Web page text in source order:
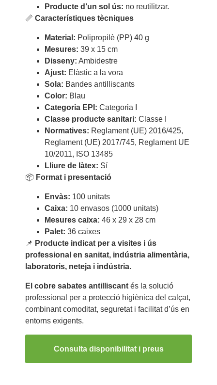
Producte d’un sol ús: no reutilitzar.
📏 Característiques tècniques
Material: Polipropilè (PP) 40 g
Mesures: 39 x 15 cm
Disseny: Ambidestre
Ajust: Elàstic a la vora
Sola: Bandes antilliscants
Color: Blau
Categoria EPI: Categoria I
Classe producte sanitari: Classe I
Normatives: Reglament (UE) 2016/425,
Reglament (UE) 2017/745, Reglament UE
10/2011, ISO 13485
Lliure de làtex: Sí
📦 Format i presentació
Envàs: 100 unitats
Caixa: 10 envasos (1000 unitats)
Mesures caixa: 46 x 29 x 28 cm
Palet: 36 caixes
📌 Producte indicat per a visites i ús
professional en sanitat, indústria alimentària,
laboratoris, neteja i indústria.
El cobre sabates antilliscantés la solució
professional per a protecció higiènica del calçat,
combinant comoditat, seguretat i facilitat d’ús en
entorns exigents.
Consulta disponibilitat i preus